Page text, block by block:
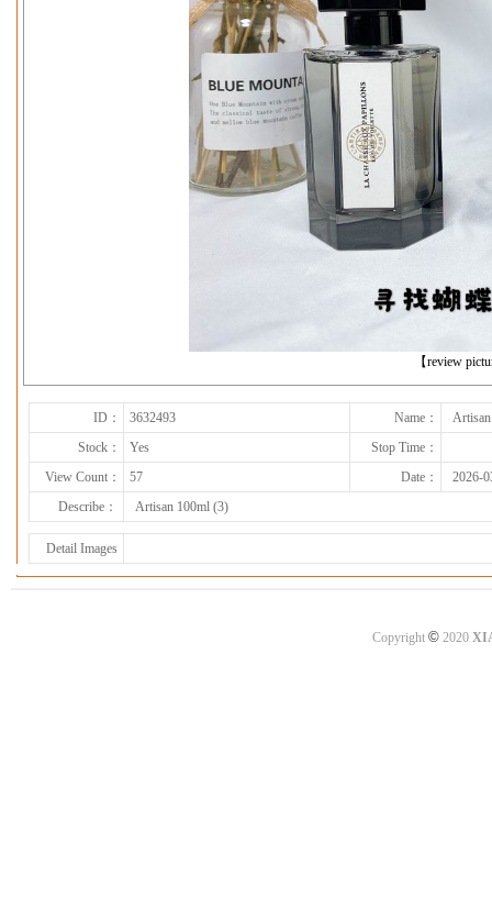
【review
下一张
ID： 3632493 Name：
Stock：
Yes
Stop Time：
View Count：
57 Date：
2026-
Describe：
Artisan 100ml (3)
Detail Images
Copyright ©2020